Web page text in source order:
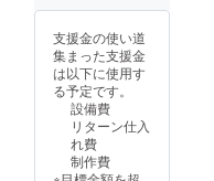
支援金の使い道
集まった支援金
は以下に使用す
る予定です。
設備費
リターン仕入
れ費
制作費